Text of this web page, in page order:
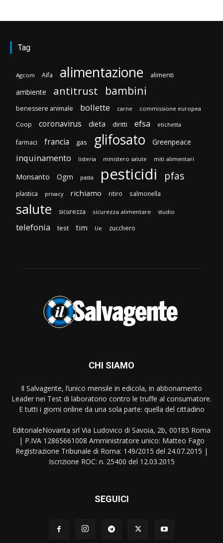
Tag
Agcom Aifa alimentazione alimenti
ambiente antitrust bambini
benessere animale bollette carne commissione europea
Coop coronavirus dieta diritti efsa etichetta
farmaci francia gas glifosato Greenpeace
inquinamento listeria ministero salute miti alimentari
Monsanto Ogm pasta pesticidi pfas
plastica privacy richiamo ritiro salmonella
salute sicurezza sicurezza alimentare studio
telefonia test tim Ue zucchero
CHI SIAMO
Il Salvagente, l’unico mensile in edicola, in abbonamento
Leader nei Test di laboratorio contro le truffe al consumatore.
E tutti i giorni online da una sola parte: quella del cittadino
EditorialeNovanta srl Via Ludovico di Savoia, 2b, 00185 Roma
| P.IVA 12865661008 Amministratore unico: Matteo Fago
Registrazione Tribunale di Roma: 149/2015 del 24.07.2015 |
Iscrizione ROC: n. 25400 del 12.03.2015
SEGUICI